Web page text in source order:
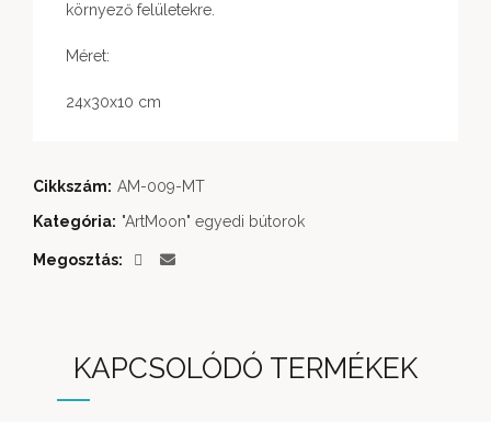
környező felületekre.
Méret:
24x30x10 cm
Cikkszám: AM-009-MT
Kategória: "ArtMoon" egyedi bútorok
Megosztás
KAPCSOLÓDÓ TERMÉKEK